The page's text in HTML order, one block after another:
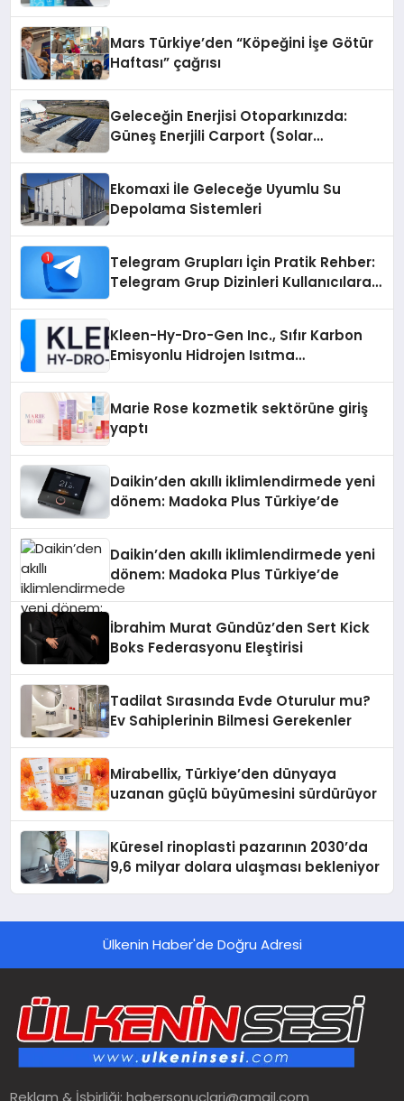
Mars Türkiye’den “Köpeğini İşe Götür
Haftası” çağrısı
Geleceğin Enerjisi Otoparkınızda:
Güneş Enerjili Carport (Solar
Ekomaxi İle Geleceğe Uyumlu Su
Depolama Sistemleri
Telegram Grupları İçin Pratik Rehber:
Telegram Grup Dizinleri Kullanıcılara
Kleen-Hy-Dro-Gen Inc., Sıfır Karbon
Emisyonlu Hidrojen Isıtma
Marie Rose kozmetik sektörüne giriş
yaptı
Daikin’den akıllı iklimlendirmede yeni
dönem: Madoka Plus Türkiye’de
Daikin’den akıllı iklimlendirmede yeni
dönem: Madoka Plus Türkiye’de
İbrahim Murat Gündüz’den Sert Kick
Boks Federasyonu Eleştirisi
Tadilat Sırasında Evde Oturulur mu?
Ev Sahiplerinin Bilmesi Gerekenler
Mirabellix, Türkiye’den dünyaya
uzanan güçlü büyümesini sürdürüyor
Küresel rinoplasti pazarının 2030’da
9,6 milyar dolara ulaşması bekleniyor
Ülkenin Haber'de Doğru Adresi
Reklam & İşbirliği:habersonuclari@gmail.com